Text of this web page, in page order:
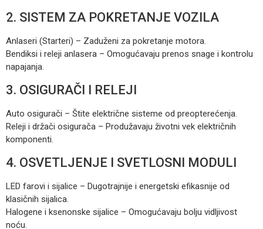
2. SISTEM ZA POKRETANJE VOZILA
Anlaseri (Starteri) – Zaduženi za pokretanje motora.
Bendiksi i releji anlasera – Omogućavaju prenos snage i kontrolu
napajanja.
3. OSIGURAČI I RELEJI
Auto osigurači – Štite električne sisteme od preopterećenja.
Releji i držači osigurača – Produžavaju životni vek električnih
komponenti.
4. OSVETLJENJE I SVETLOSNI MODULI
LED farovi i sijalice – Dugotrajnije i energetski efikasnije od
klasičnih sijalica.
Halogene i ksenonske sijalice – Omogućavaju bolju vidljivost
noću.